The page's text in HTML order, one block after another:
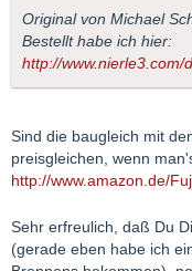
Original von Michael
Bestellt habe ich hier:
http://
Sind die baugleich mit
preisgleichen, wenn
http://www.amazon.de/
Sehr erfreulich, daß Du
(gerade eben habe ich